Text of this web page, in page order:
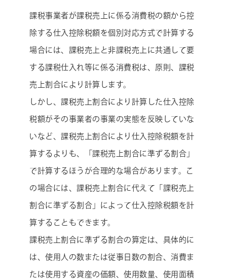
課税事業者が課税売上に係る消費税の額から控
除する仕入控除税額を個別対応方式で計算する
場合には、課税売上と非課税売上に共通して要
する課税仕入れ等に係る消費税は、原則、課税
売上割合により計算します。
しかし、課税売上割合により計算した仕入控除
税額がその事業者の事業の実態を反映していな
いなど、課税売上割合により仕入控除税額を計
算するよりも、「課税売上割合に準ずる割合」
で計算するほうが合理的な場合があります。こ
の場合には、課税売上割合に代えて「課税売上
割合に準ずる割合」によって仕入控除税額を計
算することもできます。
課税売上割合に準ずる割合の算定は、具体的に
は、使用人の数または従事日数の割合、消費ま
たは使用する資産の価額、使用数量、使用面積